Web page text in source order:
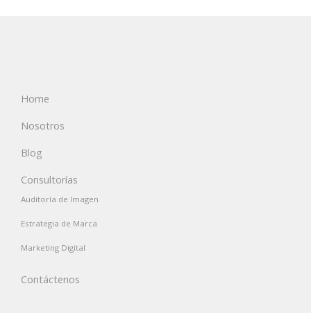
Home
Nosotros
Blog
Consultorías
Auditoría de Imagen
Estrategia de Marca
Marketing Digital
Contáctenos